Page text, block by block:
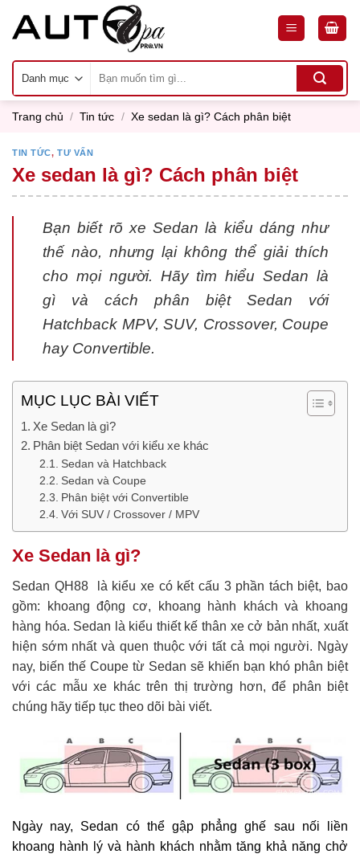
kiếm:
Trang chủ / Tin tức / Xe sedan là gì? Cách phân biệt
TIN TỨC,TƯ VẤN
Xe sedan là gì? Cách phân biệt
Bạn biết rõ xe Sedan là kiểu dáng như
thế nào, nhưng lại không thể giải thích
cho mọi người. Hãy tìm hiểuSedan là
gì và cách phân biệt Sedan với
Hatchback MPV, SUV, Crossover, Coupe
hay Convertible.
MỤC LỤC BÀI VIẾT
Xe Sedan là gì?
Phân biệt Sedan với kiểu xe khác
Sedan và Hatchback
Sedan và Coupe
Phân biệt với Convertible
Với SUV / Crossover / MPV
Xe Sedan là gì?
Sedan QH88là kiểu xe có kết cấu 3 phần tách biệt, bao
gồm: khoang động cơ, khoang hành khách và khoang
hàng hóa. Sedan là kiểu thiết kế thân xe cở bản nhất, xuất
hiện sớm nhất và quen thuộc với tất cả mọi người. Ngày
nay, biến thế Coupe từ Sedan sẽ khiến bạn khó phân biệt
với các mẫu xe khác trên thị trường hơn, để phân biệt
chúng hãy tiếp tục theo dõi bài viết.
Ngày nay, Sedan có thể gập phẳng ghế sau nối liền
khoang hành lý và hành khách nhằm tăng khả năng chở